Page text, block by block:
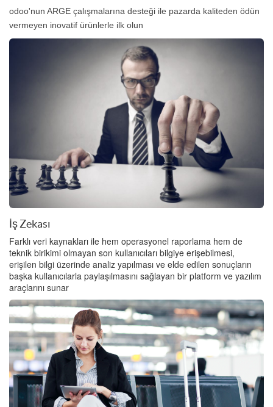
odoo'nun ARGE çalışmalarına desteği ile pazarda kaliteden ödün
vermeyen inovatif ürünlerle ilk olun
İş Zekası
Farklı veri kaynakları ile hem operasyonel raporlama hem de
teknik birikimi olmayan son kullanıcıları bilgiye erişebilmesi,
erişilen bilgi üzerinde analiz yapılması ve elde edilen sonuçların
başka kullanıcılarla paylaşılmasını sağlayan bir platform ve yazılım
araçlarını sunar